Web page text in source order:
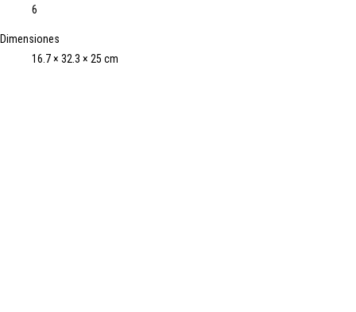
6
Dimensiones
16.7 × 32.3 × 25 cm